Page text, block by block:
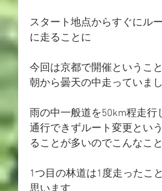
スタート地点からすぐにル
に走ることに
今回は京都で開催というこ
朝から曇天の中走っていま
雨の中一般道を50km程走
通行できずルート変更とい
ることが多いのでこんなこ
1つ目の林道は1度走ったこ